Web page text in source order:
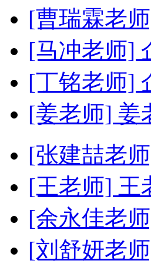
[曹瑞霖老
[马冲老师]
[丁铭老师]
[姜老师] 姜
[张建喆老
[王老师] 王
[余永佳老
[刘舒妍老